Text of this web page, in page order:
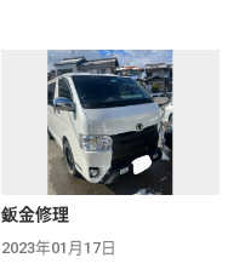
鈑金修理
2023年01月17日